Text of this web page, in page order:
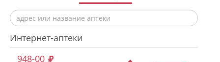
Интернет-аптеки
948-00